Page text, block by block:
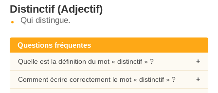
Distinctif(Adjectif)
Qui distingue.
Questions fréquentes
Quelle est la définition du mot « distinctif » ?
Comment écrire correctement le mot « distinctif » ?